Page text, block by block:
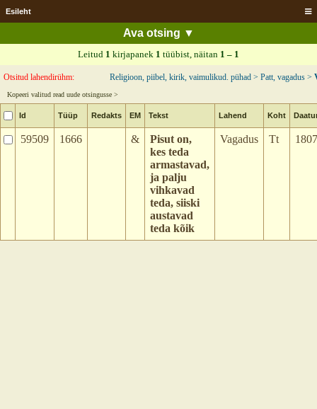
Esileht
Leitud 1 kirjapanek 1 tüübist, näitan 1 – 1
Otsitud lahendirühm: Religioon, piibel, kirik, vaimulikud. pühad > Patt, vagadus >
Kopeeri valitud read uude otsingusse >
Id Tüüp Redakts EM Tekst Lahend Koht
59509 1666 &
Pisut on,
kes teda
armastavad,
ja palju
vihkavad
teda, siiski
austavad
teda kõik
Vagadus Tt 1807